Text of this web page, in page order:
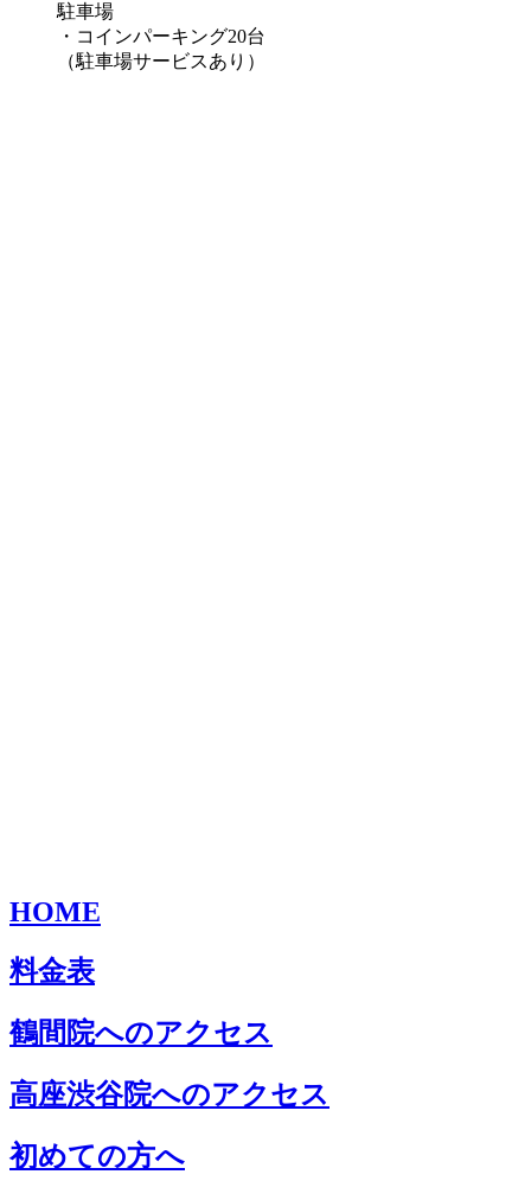
駐車場
・コインパーキング20台
（駐車場サービスあり）
HOME
料金表
鶴間院へのアクセス
高座渋谷院へのアクセス
初めての方へ